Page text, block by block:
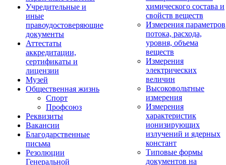
Учредительные и
иные
правоудостоверяющие
документы
Аттестаты
аккредитации,
сертификаты и
лицензии
Музей
Общественная жизнь
Спорт
Профсоюз
Реквизиты
Вакансии
Благодарственные
письма
Резолюции
Генеральной
химического состава и
свойств веществ
Измерения параметров
потока, расхода,
уровня, объема
веществ
Измерения
электрических
величин
Высоковольтные
измерения
Измерения
характеристик
ионизирующих
излучений и ядерных
констант
Типовые формы
документов на